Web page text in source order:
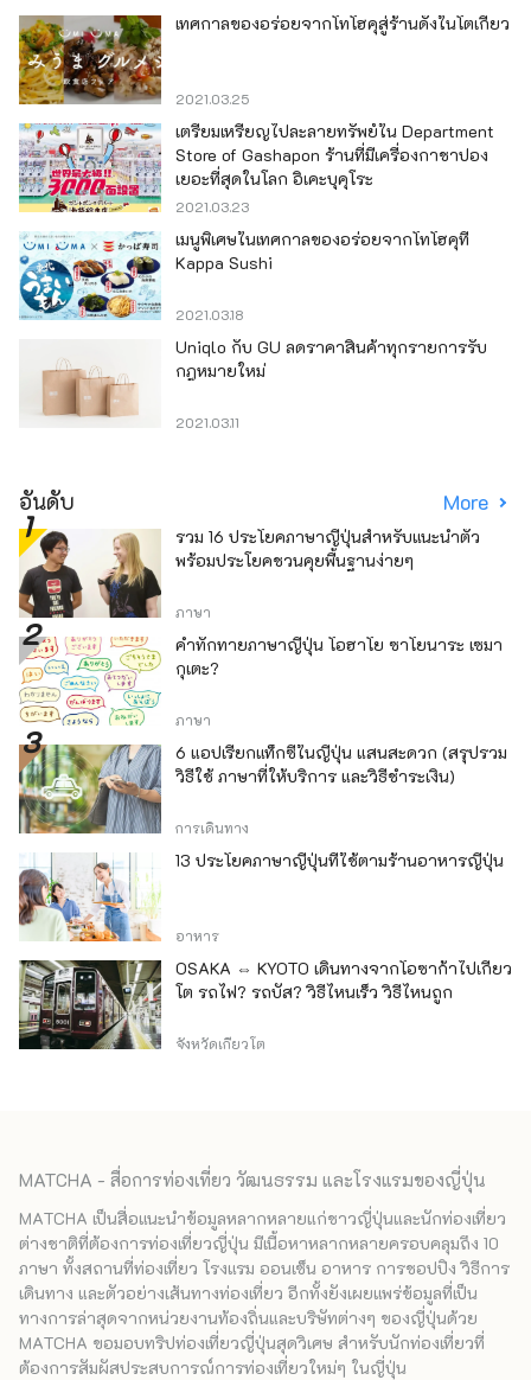
เทศกาลของอร่อยจากโทโฮคุสู่ร้านดังในโตเกียว
2021.03.25
เตรียมเหรียญไปละลายทรัพย์ใน Department
Store of Gashapon ร้านที่มีเครื่องกาชาปอง
เยอะที่สุดในโลก อิเคะบุคุโระ
2021.03.23
เมนูพิเศษในเทศกาลของอร่อยจากโทโฮคุที่
Kappa Sushi
2021.03.18
Uniqlo กับ GU ลดราคาสินค้าทุกรายการรับ
กฎหมายใหม่
2021.03.11
อันดับ More
รวม 16 ประโยคภาษาญี่ปุ่นสำหรับแนะนำตัว
พร้อมประโยคชวนคุยพื้นฐานง่ายๆ
ภาษา
คำทักทายภาษาญี่ปุ่น โอฮาโย ซาโยนาระ เซมา
กุเตะ?
ภาษา
6 แอปเรียกแท็กซี่ในญี่ปุ่น แสนสะดวก (สรุปรวม
วิธีใช้ ภาษาที่ให้บริการ และวิธีชำระเงิน)
การเดินทาง
13 ประโยคภาษาญี่ปุ่นที่ใช้ตามร้านอาหารญี่ปุ่น
อาหาร
OSAKA ⇔ KYOTO เดินทางจากโอซาก้าไปเกียว
โต รถไฟ? รถบัส? วิธีไหนเร็ว วิธีไหนถูก
จังหวัดเกียวโต
MATCHA - สื่อการท่องเที่ยว วัฒนธรรม และโรงแรมของญี่ปุ่น
MATCHA เป็นสื่อแนะนำข้อมูลหลากหลายแก่ชาวญี่ปุ่นและนักท่องเที่ยว
ต่างชาติที่ต้องการท่องเที่ยวญี่ปุ่น มีเนื้อหาหลากหลายครอบคลุมถึง 10
ภาษา ทั้งสถานที่ท่องเที่ยว โรงแรม ออนเซ็น อาหาร การชอปปิง วิธีการ
เดินทาง และตัวอย่างเส้นทางท่องเที่ยว อีกทั้งยังเผยแพร่ข้อมูลที่เป็น
ทางการล่าสุดจากหน่วยงานท้องถิ่นและบริษัทต่างๆ ของญี่ปุ่นด้วย
MATCHA ขอมอบทริปท่องเที่ยวญี่ปุ่นสุดวิเศษ สำหรับนักท่องเที่ยวที่
ต้องการสัมผัสประสบการณ์การท่องเที่ยวใหม่ๆ ในญี่ปุ่น